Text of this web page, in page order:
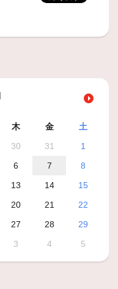
木 金
土
30 31
1
6 7
8
13 14
15
20 21
22
27 28
29
3 4 5